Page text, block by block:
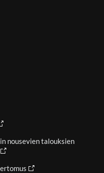
nousevien talouksien